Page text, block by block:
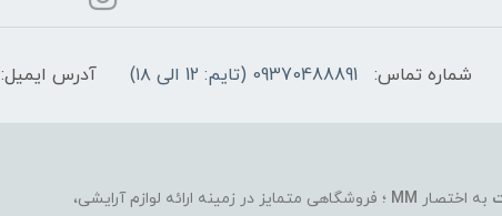
شماره تماس: 09370488891 (تایم: 12 الی ۱۸) آدرس ایمیل:
به اختصار MM ؛ فروشگاهی متمایز در زمینه ارائه لوازم آرایشی،